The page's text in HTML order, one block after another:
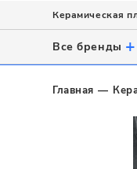
Керамическая
Напольное
Настенное
Назначение
Для ванной
Напольное
Назначение
Для ванной
Для бассейна
Все бренды +
Главная